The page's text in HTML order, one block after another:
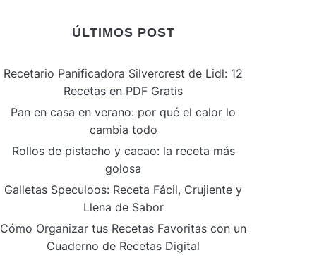
ÚLTIMOS POST
Recetario Panificadora Silvercrest de Lidl: 12
Recetas en PDF Gratis
Pan en casa en verano: por qué el calor lo
cambia todo
Rollos de pistacho y cacao: la receta más
golosa
Galletas Speculoos: Receta Fácil, Crujiente y
Llena de Sabor
Cómo Organizar tus Recetas Favoritas con un
Cuaderno de Recetas Digital